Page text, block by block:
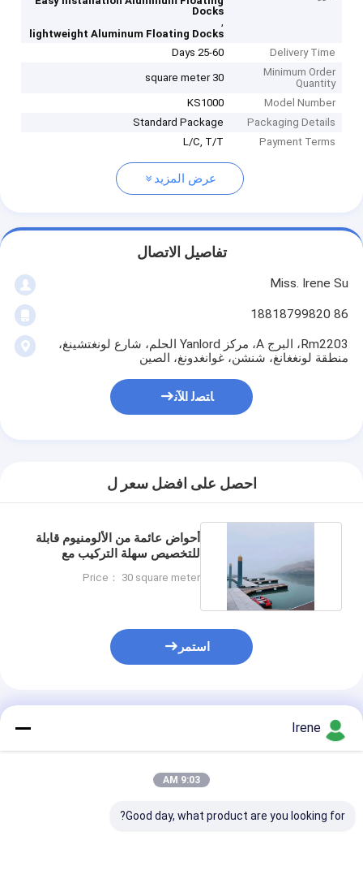
Docks
,
lightweight Aluminum Floating Docks
Delivery Time
25-60 Days
Minimum Order
Quantity
30 square meter
Model Number
KS1000
Packaging Details
Standard Package
Payment Terms
L/C, T/T
عرض المزيد
تفاصيل الاتصال
Miss. Irene Su
86 18818799820
Rm2203، البرج A، مركز Yanlord الحلم، شارع لونغتشينغ،
منطقة لونغغانغ، شنشن، غوانغدونغ، الصين
ﺎﺘﺼﻟ ﺍﻶﻧ
احصل على افضل سعر ل
أحواض عائمة من الألومنيوم قابلة
للتخصيص سهلة التركيب مع
Price： 30 square meter
استمر
المنتجات الموصى بها
Irene
9:03 AM
Good day, what product are you looking for?